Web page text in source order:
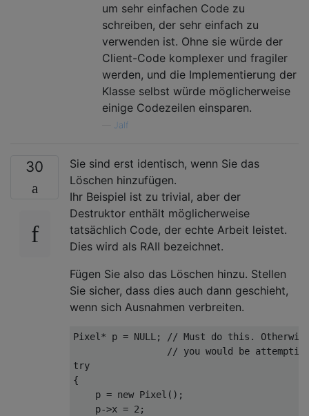
um sehr einfachen Code zu
schreiben, der sehr einfach zu
verwenden ist. Ohne sie würde der
Client-Code komplexer und fragiler
werden, und die Implementierung der
Klasse selbst würde möglicherweise
einige Codezeilen einsparen.
Jalf
30
Sie sind erst identisch, wenn Sie das
Löschen hinzufügen.
Ihr Beispiel ist zu trivial, aber der
Destruktor enthält möglicherweise
tatsächlich Code, der echte Arbeit leistet.
Dies wird als RAII bezeichnet.
Fügen Sie also das Löschen hinzu. Stellen
Sie sicher, dass dies auch dann geschieht,
wenn sich Ausnahmen verbreiten.
Pixel* p = NULL ;
// Must do this. Otherwise
// you would be
try
{
    p =
new Pixel();
    p->x =
2 ;